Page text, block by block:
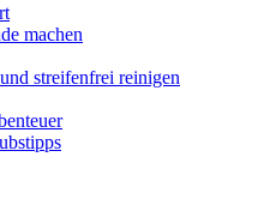
machen
streifenfrei reinigen